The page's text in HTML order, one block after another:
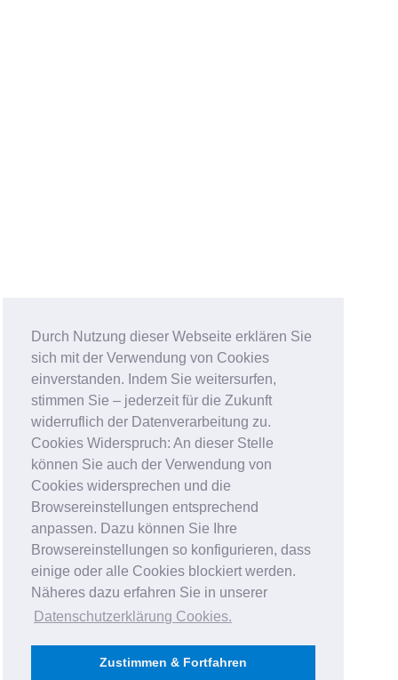
Durch Nutzung dieser Webseite erklären Sie
sich mit der Verwendung von Cookies
einverstanden. Indem Sie weitersurfen,
stimmen Sie – jederzeit für die Zukunft
widerruflich der Datenverarbeitung zu.
Cookies Widerspruch: An dieser Stelle
können Sie auch der Verwendung von
Cookies widersprechen und die
Browsereinstellungen entsprechend
anpassen. Dazu können Sie Ihre
Browsereinstellungen so konfigurieren, dass
einige oder alle Cookies blockiert werden.
Näheres dazu erfahren Sie in unserer
Datenschutzerklärung Cookies.
Zustimmen & Fortfahren